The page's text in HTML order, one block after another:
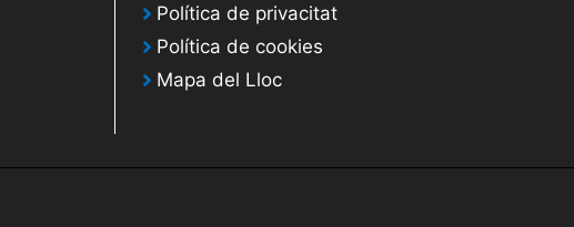
Política de privacitat
Política de cookies
Mapa del Lloc